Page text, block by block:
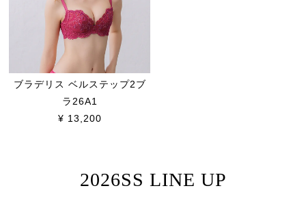
ブラデリス ベルステップ2ブ
ラ26A1
¥ 13,200
2026SS LINE UP